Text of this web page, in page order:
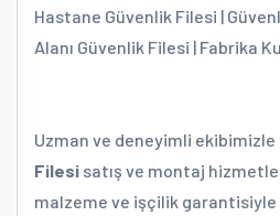
Hastane Güvenlik Filesi |
Alanı Güvenlik Filesi | Fabrika
Uzman ve deneyimli ekibimizle
Filesi satış ve montaj
malzeme ve işçilik